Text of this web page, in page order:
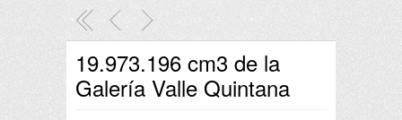
19.973.196 cm3 de la
Galería Valle Quintana